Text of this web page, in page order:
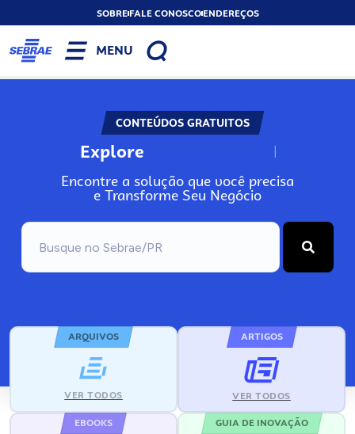
SOBREFALE CONOSCOENDEREÇOS
MENU
CONTEÚDOS GRATUITOS
Explore N
Encontre a solução que você precisa
e Transforme Seu Negócio
ARQUIVOS
VER TODOS
ARTIGOS
VER TODOS
EBOOKS GUIA DE INOVAÇÃO